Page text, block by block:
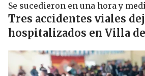
Se sucedieron en una hora y
Tres accidentes viales
hospitalizados en Villa